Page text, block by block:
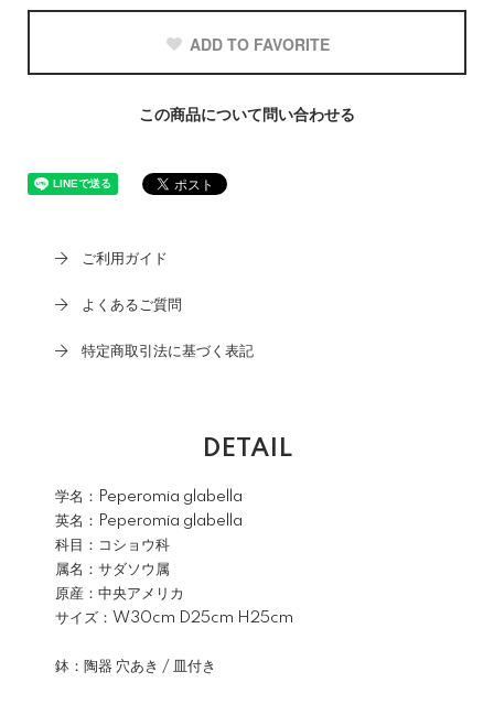
ADD TO FAVORITE
この商品について問い合わせる
ご利用ガイド
よくあるご質問
特定商取引法に基づく表記
DETAIL
学名：Peperomia glabella
英名：Peperomia glabella
科目：コショウ科
属名：サダソウ属
原産：中央アメリカ
サイズ：W30cm D25cm H25cm
鉢：陶器 穴あき / 皿付き